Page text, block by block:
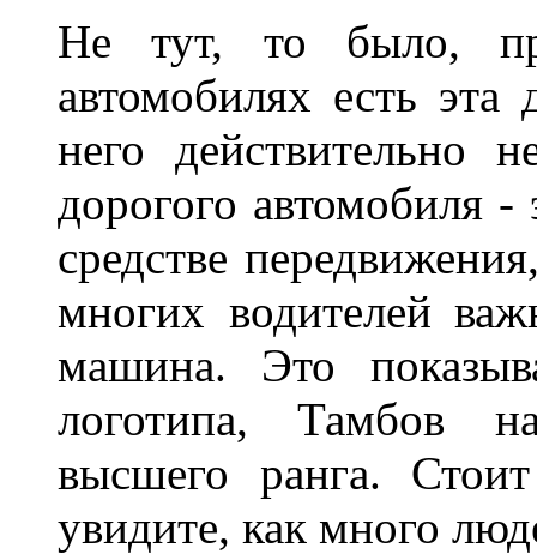
Не тут, то было,
автомобилях есть
него действительно
дорогого автомобиля
средстве
многих водителей
машина. Это
логотипа, Тамбов
высшего ранга.
увидите, как много